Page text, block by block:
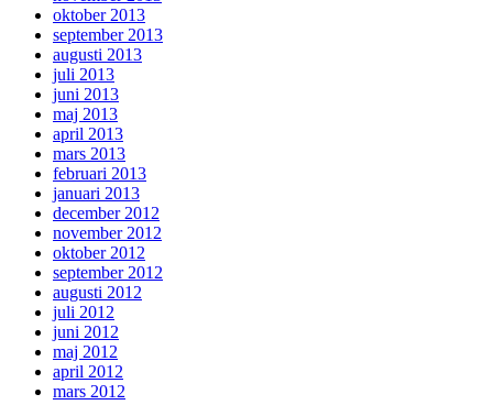
oktober 2013
september 2013
augusti 2013
juli 2013
juni 2013
maj 2013
april 2013
mars 2013
februari 2013
januari 2013
december 2012
november 2012
oktober 2012
september 2012
augusti 2012
juli 2012
juni 2012
maj 2012
april 2012
mars 2012